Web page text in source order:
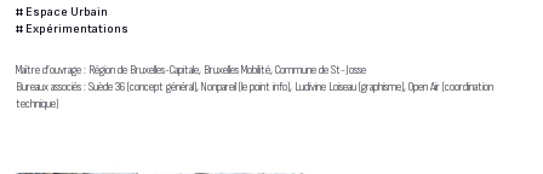
# Espace Urbain
# Expérimentations
Maître d’ouvrage : Région de Bruxelles-Capitale, Bruxelles Mobilité, Commune de St-Josse
Bureaux associés : Suède 36 (concept général), Nonpareil (le point info), Ludivine Loiseau (graphisme), Open Air (coordination
technique)